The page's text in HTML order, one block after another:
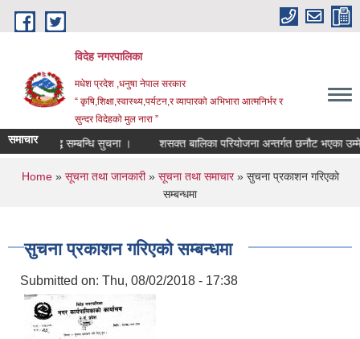
Skip to main content
विदेह नगरपालिका
मधेश प्रदेश ,धनुषा नेपाल सरकार
“ कृषि,शिक्षा,स्वास्थ्य,पर्यटन,र व्यापारको अभिभारा आत्मनिर्भर र
सुन्दर विदेहको मुल नारा ”
समाचार
तह/स्तर बृद्धि सम्बन्धि सुचना । शसक्त बालिका परियोजना अन्तर्गत छनौट भएका
You are here
Home» सूचना तथा जानकारी» सूचना तथा समाचार» सुचना प्रकाशन गरिएकाे
सम्बन्धमा
सुचना प्रकाशन गरिएकाे सम्बन्धमा
Submitted on: Thu, 08/02/2018 - 17:38